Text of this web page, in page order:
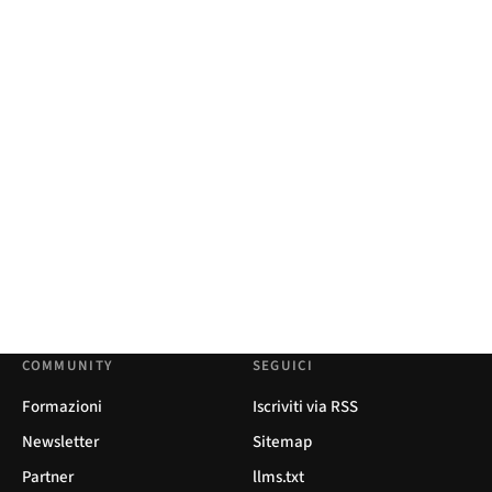
COMMUNITY
Formazioni
Newsletter
Partner
SEGUICI
Iscriviti via RSS
Sitemap
llms.txt